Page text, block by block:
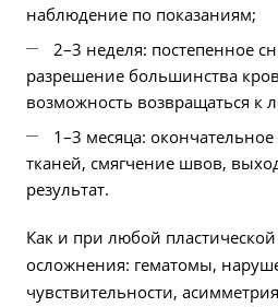
наблюдение по показаниям;
2–3 неделя: постепенное
разрешение большинства
возможность возвращаться к
1–3 месяца:
тканей, смягчение швов,
результат.
Как и при любой
осложнения: гематомы,
чувствительности,